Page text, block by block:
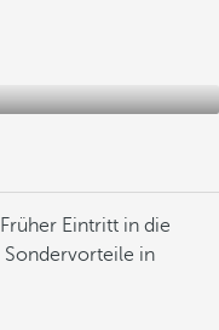
Früher Eintritt in die
Sondervorteile in